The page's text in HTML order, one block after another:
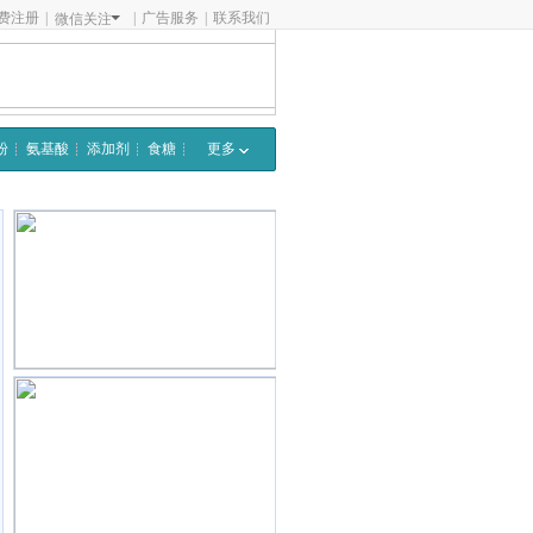
注册 微信关注 广告服务 联系我们
氨基酸 添加剂 食糖 更多